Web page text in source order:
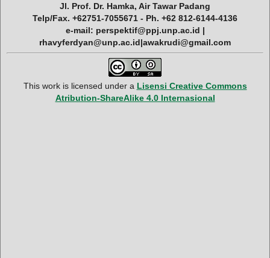
Jl. Prof. Dr. Hamka, Air Tawar Padang
Telp/Fax. +62751-7055671 - Ph. +62 812-6144-4136
e-mail: perspektif@ppj.unp.ac.id |
rhavyferdyan@unp.ac.id|awakrudi@gmail.com
This work is licensed under a Lisensi Creative Commons
Atribution-ShareAlike 4.0 Internasional